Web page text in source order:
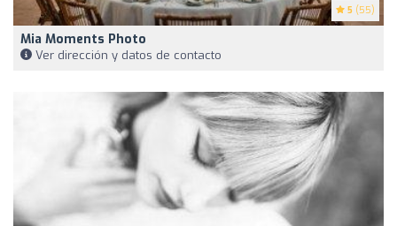
5 (55)
Mia Moments Photo
Ver dirección y datos de contacto